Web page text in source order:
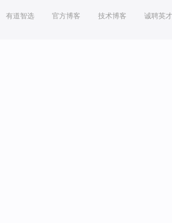
有道智选 官方博客 技术博客 诚聘英才